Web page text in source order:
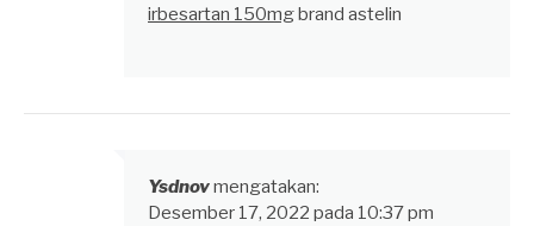
irbesartan 150mgbrand astelin
Ysdnovmengatakan:
Desember 17, 2022 pada 10:37 pm